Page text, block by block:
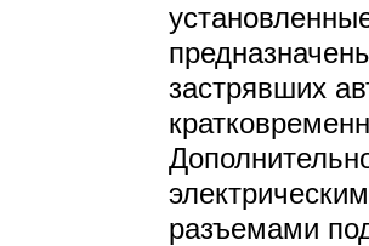
застрявших
разъемами